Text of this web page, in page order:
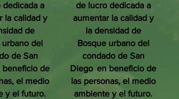
dedicada a
la calidad y
de
urbano del
de San
beneficio de
el medio
y el futuro.
de lucro dedicada a
aumentar la calidad y
la densidad de
Bosque urbano del
condado de San
Diego en beneficio de
las personas, el medio
ambiente y el futuro.